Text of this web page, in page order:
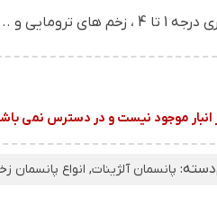
پهلو و پشت
)
قرار می گیرند.
موجود نیست و در دسترس نمی
دسته: پانسمان آلژینات, انواع پانسمان